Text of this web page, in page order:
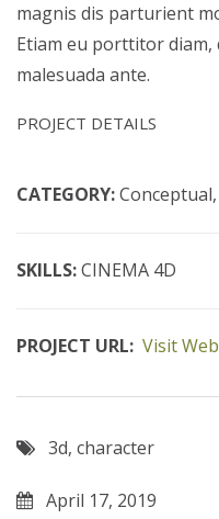
magnis dis parturient
Etiam eu porttitor
malesuada ante.
PROJECT DETAILS
CATEGORY:
SKILLS:CINEMA 4D
PROJECT URL: Visit
3d, character
April 17, 2019